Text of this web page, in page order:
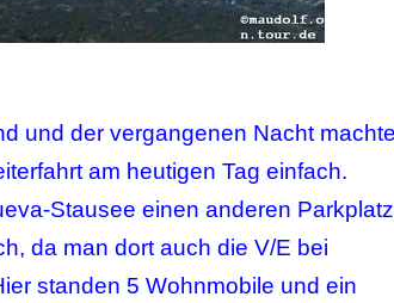
und der vergangenen Nacht
am heutigen Tag einfach.
Stausee einen anderen Parkplatz
da man dort auch die V/E bei
standen 5 Wohnmobile und ein